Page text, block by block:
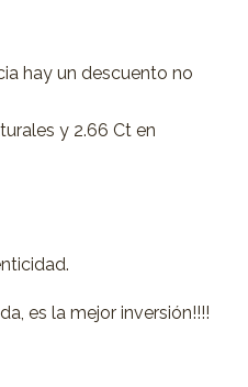
hay un descuento no
y 2.66 Ct en
es la mejor inversión!!!!